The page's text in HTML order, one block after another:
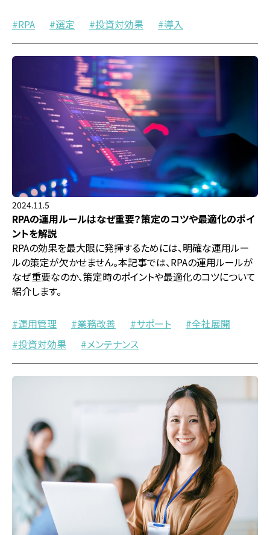
RPA 選定 投資対効果 導入
2024.11.5
RPAの運用ルールはなぜ重要？策定のコツや最適化のポイ
ントを解説
RPAの効果を最大限に発揮するためには、明確な運用ルー
ルの策定が欠かせません。本記事では、RPAの運用ルールが
なぜ重要なのか、策定時のポイントや最適化のコツについて
紹介します。
運用管理 業務改善 サポート
全社展開
投資対効果
メンテナンス